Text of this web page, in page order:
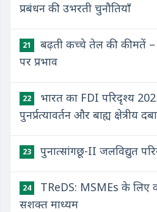
प्रबंधन की उभरती चुनौतियाँ
21
बढ़ती कच्चे तेल की कीमतें –
पर प्रभाव
22
भारत का FDI परिदृश्य
पुनर्प्रत्यावर्तन और बाह्य क्षेत्रीय
23 पुनात्सांगछू-II जलविद्युत
24
TReDS: MSMEs के लिए
सशक्त माध्यम